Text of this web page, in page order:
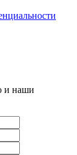
и наши